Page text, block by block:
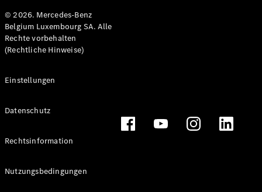
© 2026. Mercedes-Benz
Belgium Luxembourg SA. Alle
Rechte vorbehalten
(Rechtliche Hinweise)
Einstellungen
Datenschutz
Rechtsinformation
Nutzungsbedingungen